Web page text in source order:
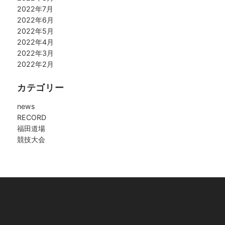
2022年7月
2022年6月
2022年5月
2022年4月
2022年3月
2022年2月
カテゴリー
news
RECORD
福田道場
競技大会